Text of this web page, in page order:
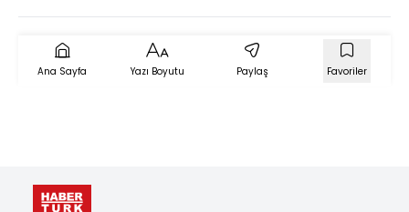
Ana Sayfa Yazı Boyutu Paylaş Favoriler